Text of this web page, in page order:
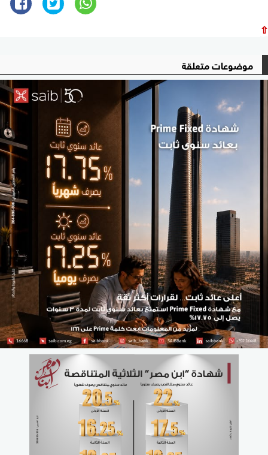
⇧
موضوعات متعلقة